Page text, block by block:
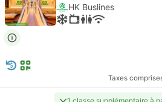
HK Buslines
Taxes